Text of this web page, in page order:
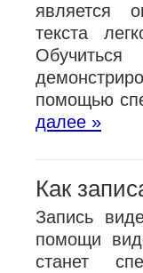
является
текста
помощью
далее »
Как
Запись
помощи
станет